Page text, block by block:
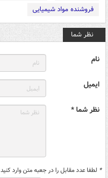
فروشنده مواد شیمیایی
نظر شما
نام
ایمیل
نظر شما *
* لطفا عدد مقابل را در جعبه متن وارد کنید